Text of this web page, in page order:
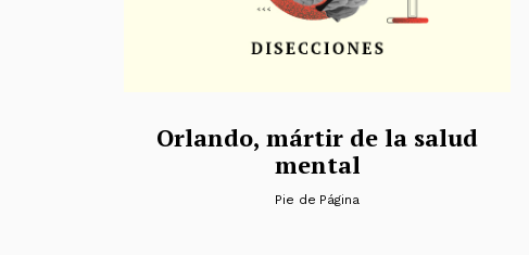
Orlando, mártir de la salud
mental
Pie de Página